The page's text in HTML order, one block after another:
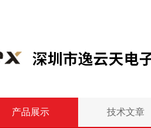
产品展示 技术文章